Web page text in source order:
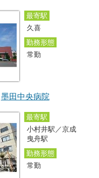
最寄駅
久喜
勤務形態
常勤
墨田中央病院
最寄駅
小村井駅／京成
曳舟駅
勤務形態
常勤